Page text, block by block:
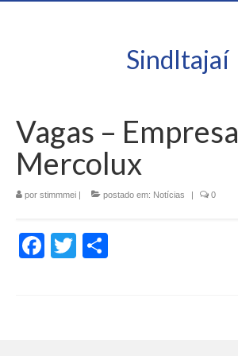
SindItajaí
Vagas – Empresa
Mercolux
por stimmmei | postado em: Notícias | 0
Facebook
Twitter